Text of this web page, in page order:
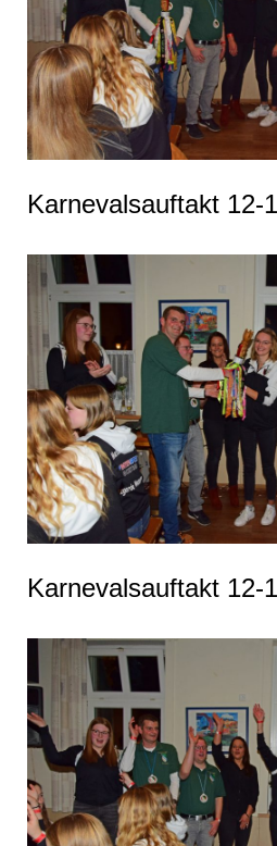
Karnevalsauftakt 12-
Karnevalsauftakt 12-